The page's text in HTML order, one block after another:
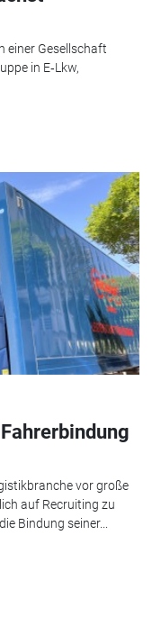
einer Gesellschaft
in E‑Lkw,
vor große
auf Recruiting zu
Bindung seiner...